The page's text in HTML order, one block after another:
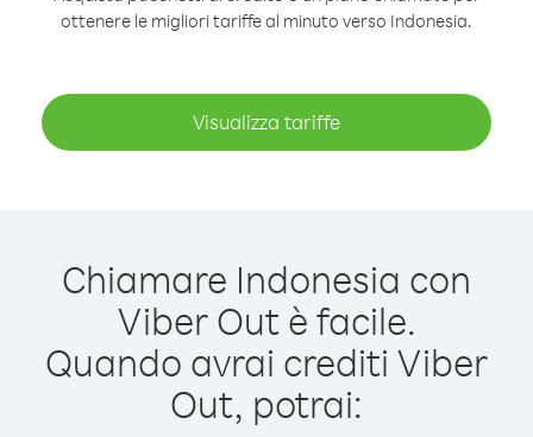
ottenere le migliori tariffe al minuto verso Indonesia.
Visualizza tariffe
Chiamare Indonesia con
Viber Out è facile.
Quando avrai crediti Viber
Out, potrai: